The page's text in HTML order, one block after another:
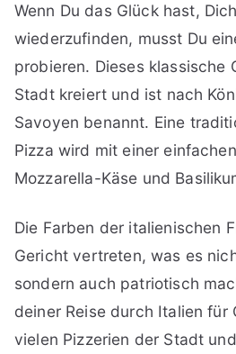
Wenn Du das Glück hast,
wiederzufinden, musst Du
probieren. Dieses klassische
Stadt kreiert und ist nach
Savoyen benannt. Eine
Pizza wird mit einer
Mozzarella-Käse und
Die Farben der italienischen
Gericht vertreten, was es
sondern auch patriotisch
deiner Reise durch Italien für
vielen Pizzerien der Stadt